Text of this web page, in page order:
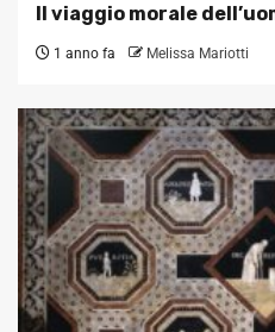
Il viaggio morale
1 anno fa Melissa Mariotti